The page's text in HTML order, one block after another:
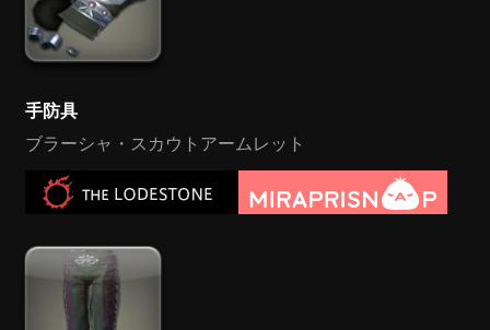
手防具
ブラーシャ・スカウトアームレット